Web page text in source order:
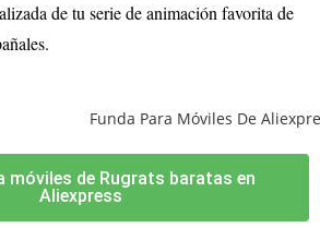
de tu serie de animación favorita de
móviles de Rugrats baratas en
Aliexpress